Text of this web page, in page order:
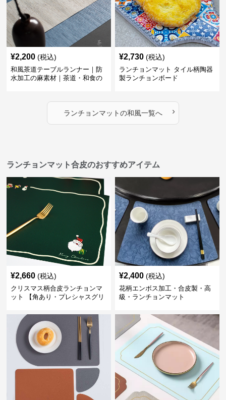
¥2,200 (税込)
和風茶道テーブルランナー｜防
水加工の麻素材｜茶道・和食の
¥2,730 (税込)
ランチョンマット タイル柄陶器
製ランチョンボード
ランチョンマットの和風一覧へ ›
ランチョンマット合皮のおすすめアイテム
¥2,660 (税込)
クリスマス柄合皮ランチョンマ
ット 【角あり・プレシャスグリ
¥2,400 (税込)
花柄エンボス加工・合皮製・高
級・ランチョンマット